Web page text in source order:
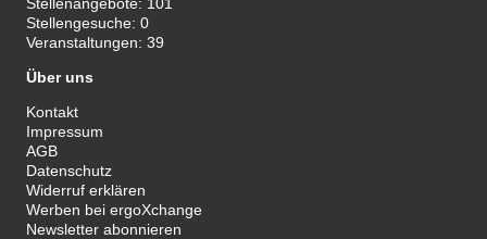
Stellengesuche:0
Veranstaltungen:39
Über uns
Kontakt
Impressum
AGB
Datenschutz
Widerruf erklären
Werben bei ergoXchange
Newsletter abonnieren